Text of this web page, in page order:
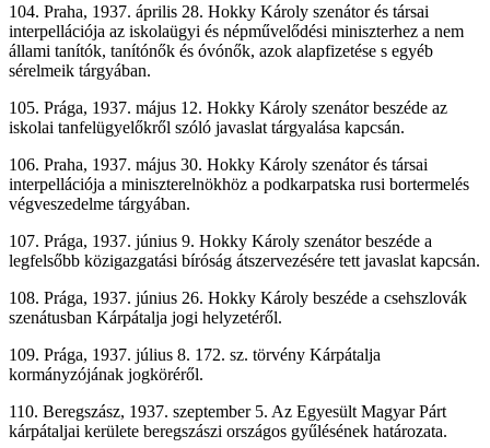
104. Praha, 1937. április 28. Hokky Károly szenátor és társai
interpellációja az iskolaügyi és népművelődési miniszterhez a nem
állami tanítók, tanítónők és óvónők, azok alapfizetése s egyéb
sérelmeik tárgyában.
105. Prága, 1937. május 12. Hokky Károly szenátor beszéde az
iskolai tanfelügyelőkről szóló javaslat tárgyalása kapcsán.
106. Praha, 1937. május 30. Hokky Károly szenátor és társai
interpellációja a miniszterelnökhöz a podkarpatska rusi bortermelés
végveszedelme tárgyában.
107. Prága, 1937. június 9. Hokky Károly szenátor beszéde a
legfelsőbb közigazgatási bíróság átszervezésére tett javaslat kapcsán.
108. Prága, 1937. június 26. Hokky Károly beszéde a csehszlovák
szenátusban Kárpátalja jogi helyzetéről.
109. Prága, 1937. július 8. 172. sz. törvény Kárpátalja
kormányzójának jogköréről.
110. Beregszász, 1937. szeptember 5. Az Egyesült Magyar Párt
kárpátaljai kerülete beregszászi országos gyűlésének határozata.